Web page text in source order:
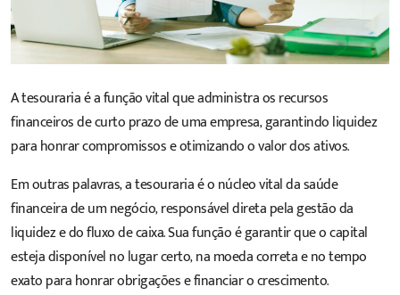
A tesouraria é a função vital que administra os recursos
financeiros de curto prazo de uma empresa, garantindo liquidez
para honrar compromissos e otimizando o valor dos ativos.
Em outras palavras, a tesouraria é o núcleo vital da saúde
financeira de um negócio, responsável direta pela gestão da
liquidez e do fluxo de caixa. Sua função é garantir que o capital
esteja disponível no lugar certo, na moeda correta e no tempo
exato para honrar obrigações e financiar o crescimento.